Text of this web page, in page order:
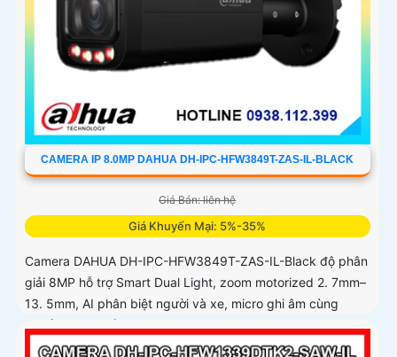
CAMERA IP 8.0MP DAHUA DH-IPC-HFW3849T-ZAS-IL-BLACK
Giá Bán: liên hệ
Giá Khuyến Mại: 5%-35%
Camera DAHUA DH-IPC-HFW3849T-ZAS-IL-Black độ phân
giải 8MP hỗ trợ Smart Dual Light, zoom motorized 2. 7mm–
13. 5mm, AI phân biệt người và xe, micro ghi âm cùng
chuẩn IP67 chống bụi nước